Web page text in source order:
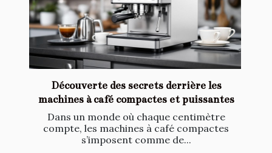
Découverte des secrets derrière les
machines à café compactes et puissantes
Dans un monde où chaque centimètre
compte, les machines à café compactes
s’imposent comme de...